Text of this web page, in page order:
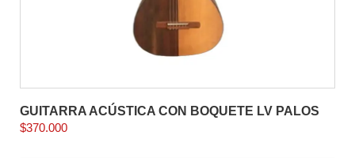
GUITARRA ACÚSTICA CON BOQUETE LV PALOS
$370.000